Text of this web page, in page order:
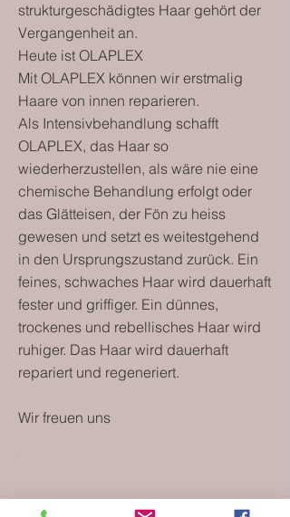
strukturgeschädigtes Haar gehört der
Vergangenheit an.
Heute ist OLAPLEX
Mit OLAPLEX können wir erstmalig
Haare von innen reparieren.
Als Intensivbehandlung schafft
OLAPLEX, das Haar so
wiederherzustellen, als wäre nie eine
chemische Behandlung erfolgt oder
das Glätteisen, der Fön zu heiss
gewesen und setzt es weitestgehend
in den Ursprungszustand zurück. Ein
feines, schwaches Haar wird dauerhaft
fester und griffiger. Ein dünnes,
trockenes und rebellisches Haar wird
ruhiger. Das Haar wird dauerhaft
repariert und regeneriert.
Wir freuen uns